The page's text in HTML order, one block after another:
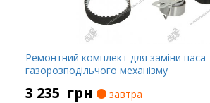
Ремонтний комплект для заміни паса
газорозподільчого механізму
3 235 грн
завтра